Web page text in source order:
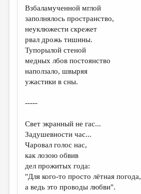
ПРАВИЛА САЙТА
ОТДЕЛЫ И РУБРИКИ
ИЗБРАННОЕ
ДАЙДЖЕСТ
ПЕРЕВОДЫ
КОНКУРСЫ
ДЕТСКАЯ КОМНАТА
КНИЖНАЯ ПОЛКА
ОБЗОР ЛИТЕРАТУРЫ
Взбаламученной мглой
заполнялось пространство,
неуклюжести скрежет
рвал дрожь тишины.
Тупорылой стеной
медных лбов постоянство
наползало, швыряя
ужастики в сны.
-----
Свет экранный не гас...
Задушевности час...
Чаровал голос нас,
как лозою обвив
дел прожитых года:
"Для кого-то просто лётная погода,
а ведь это проводы любви".